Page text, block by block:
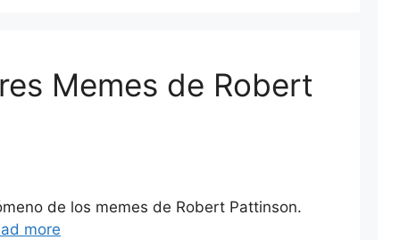
Memes de Robert
de los memes de Robert Pattinson.
more